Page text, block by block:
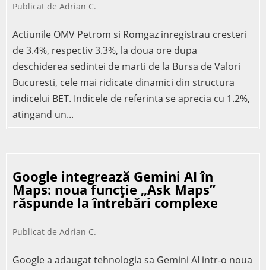
Publicat de Adrian C.
Actiunile OMV Petrom si Romgaz inregistrau cresteri
de 3.4%, respectiv 3.3%, la doua ore dupa
deschiderea sedintei de marti de la Bursa de Valori
Bucuresti, cele mai ridicate dinamici din structura
indicelui BET. Indicele de referinta se aprecia cu 1.2%,
atingand un...
Google integrează Gemini AI în
Maps: noua funcție „Ask Maps”
răspunde la întrebări complexe
Publicat de Adrian C.
Google a adaugat tehnologia sa Gemini AI intr-o noua